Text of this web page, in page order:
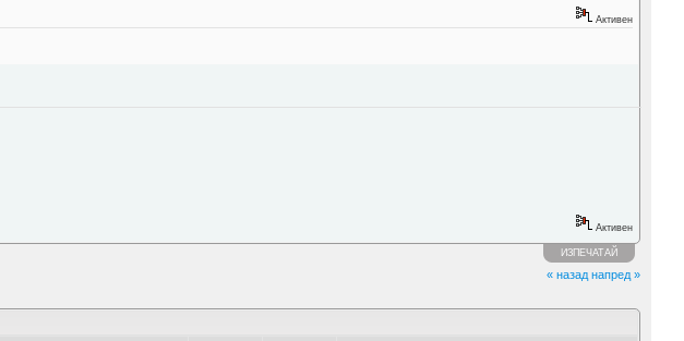
Активен
Активен
ИЗПЕЧАТАЙ
« назад напред »